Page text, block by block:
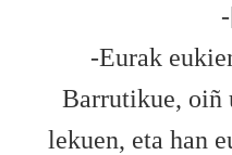
-Eurak
Barrutikue, oiñ
lekuen, eta han